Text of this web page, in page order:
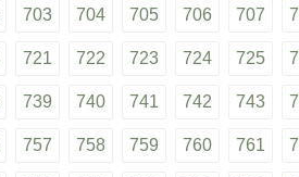
703 704 705 706 707
721 722 723 724 725
739 740 741 742 743
757 758 759 760 761